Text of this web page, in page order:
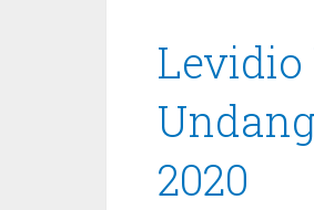
Levidio
2020